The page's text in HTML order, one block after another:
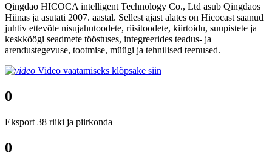
Qingdao HICOCA intelligent Technology Co., Ltd asub Qingdaos
Hiinas ja asutati 2007. aastal. Sellest ajast alates on Hicocast saanud
juhtiv ettevõte nisujahutoodete, riisitoodete, kiirtoidu, suupistete ja
keskköögi seadmete tööstuses, integreerides teadus- ja
arendustegevuse, tootmise, müügi ja tehnilised teenused.
Video vaatamiseks klõpsake siin
0
Eksport 38 riiki ja piirkonda
0